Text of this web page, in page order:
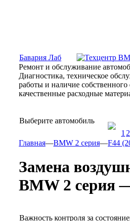
Бавария Лаб
Ремонт и обслуживание
Диагностика, техническое
работы и наличие
качественные расходные
Выберите автомобиль
1 2
Главная—BMW 2 серия—F44
Замена
BMW 2 серия
Важность контроля за